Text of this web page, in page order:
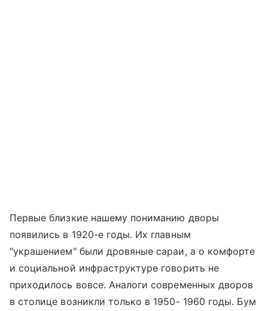
Первые близкие нашему пониманию дворы
появились в 1920-е годы. Их главным
"украшением" были дровяные сараи, а о комфорте
и социальной инфраструктуре говорить не
приходилось вовсе. Аналоги современных дворов
в столице возникли только в 1950- 1960 годы. Бум